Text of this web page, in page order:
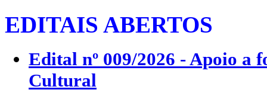
EDITAIS ABERTOS
Edital nº 009/2026 - Apoio a
Cultural